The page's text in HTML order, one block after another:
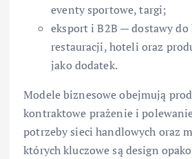
eventy sportowe, targi;
eksport i B2B — dostawy
restauracji, hoteli oraz
jako dodatek.
Modele biznesowe obejmują
kontraktowe prażenie i
potrzeby sieci handlowych oraz
których kluczowe są design